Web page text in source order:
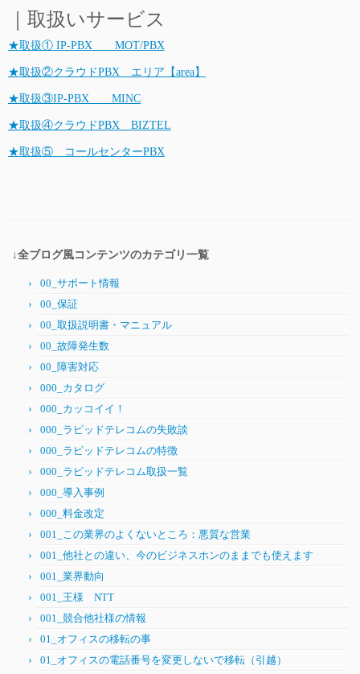
｜取扱いサービス
★取扱① IP-PBX MOT/PBX
★取扱②クラウドPBX エリア【area】
★取扱③IP-PBX MINC
★取扱④クラウドPBX BIZTEL
★取扱⑤ コールセンターPBX
↓全ブログ風コンテンツのカテゴリ一覧
00_サポート情報
00_保証
00_取扱説明書・マニュアル
00_故障発生数
00_障害対応
000_カタログ
000_カッコイイ！
000_ラピッドテレコムの失敗談
000_ラピッドテレコムの特徴
000_ラピッドテレコム取扱一覧
000_導入事例
000_料金改定
001_この業界のよくないところ：悪質な営業
001_他社との違い、今のビジネスホンのままでも使えます
001_業界動向
001_王様 NTT
001_競合他社様の情報
01_オフィスの移転の事
01_オフィスの電話番号を変更しないで移転（引越）